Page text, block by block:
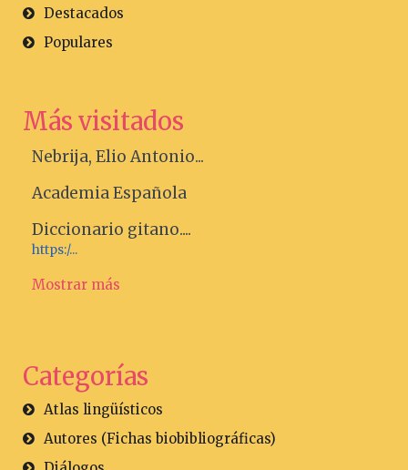
Destacados
Populares
Más visitados
Nebrija, Elio Antonio...
Academia Española
Diccionario gitano....
https:/...
Mostrar más
Categorías
Atlas lingüísticos
Autores (Fichas biobibliográficas)